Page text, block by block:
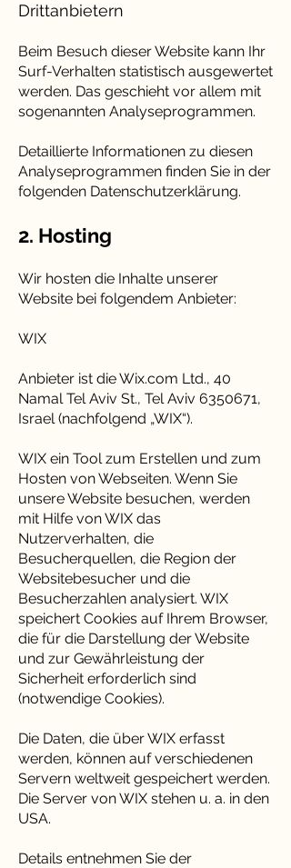
Drittanbietern
Beim Besuch dieser Website kann Ihr
Surf-Verhalten statistisch ausgewertet
werden. Das geschieht vor allem mit
sogenannten Analyseprogrammen.
Detaillierte Informationen zu diesen
Analyseprogrammen finden Sie in der
folgenden Datenschutzerklärung.
2. Hosting
Wir hosten die Inhalte unserer
Website bei folgendem Anbieter:
WIX
Anbieter ist die Wix.com Ltd., 40
Namal Tel Aviv St., Tel Aviv 6350671,
Israel (nachfolgend „WIX“).
WIX ein Tool zum Erstellen und zum
Hosten von Webseiten. Wenn Sie
unsere Website besuchen, werden
mit Hilfe von WIX das
Nutzerverhalten, die
Besucherquellen, die Region der
Websitebesucher und die
Besucherzahlen analysiert. WIX
speichert Cookies auf Ihrem Browser,
die für die Darstellung der Website
und zur Gewährleistung der
Sicherheit erforderlich sind
(notwendige Cookies).
Die Daten, die über WIX erfasst
werden, können auf verschiedenen
Servern weltweit gespeichert werden.
Die Server von WIX stehen u. a. in den
USA.
Details entnehmen Sie der